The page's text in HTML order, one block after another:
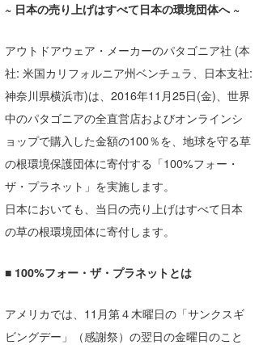
~ 日本の売り上げはすべて日本の環境団体へ ~
アウトドアウェア・メーカーのパタゴニア社 (本
社: 米国カリフォルニア州ベンチュラ、日本支社:
神奈川県横浜市)は、2016年11月25日(金)、世界
中のパタゴニアの全直営店およびオンラインシ
ョップで購入した金額の100％を、地球を守る草
の根環境保護団体に寄付する「100%フォー・
ザ・プラネット」を実施します。
日本においても、当日の売り上げはすべて日本
の草の根環境団体に寄付します。
■ 100%フォー・ザ・プラネットとは
アメリカでは、11月第４木曜日の「サンクスギ
ビングデー」（感謝祭）の翌日の金曜日のこと
大阪
四国
沖縄
サーファーズ
ライター/寄稿メディア
メディア